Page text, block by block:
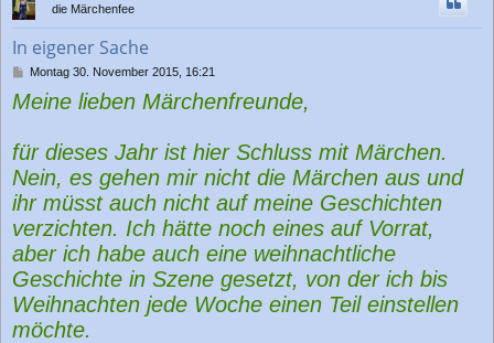
die Märchenfee
In eigener Sache
B
i
a
g
Montag 30. November 2015, 16:21
Meine lieben Märchenfreunde,
für dieses Jahr ist hier Schluss mit Märchen.
Nein, es gehen mir nicht die Märchen aus und
ihr müsst auch nicht auf meine Geschichten
verzichten. Ich hätte noch eines auf Vorrat,
aber ich habe auch eine weihnachtliche
Geschichte in Szene gesetzt, von der ich bis
Weihnachten jede Woche einen Teil einstellen
möchte.